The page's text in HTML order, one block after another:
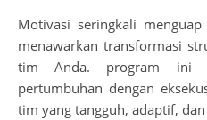
Motivasi seringkali
menawarkan transformasi
tim Anda. program ini
pertumbuhan dengan
tim yang tangguh, adaptif,